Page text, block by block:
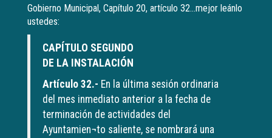
Gobierno Municipal, Capítulo 20, artículo 32…mejor leánlo
ustedes:
CAPÍTULO SEGUNDO
DE LA INSTALACIÓN
Artículo 32.- En la última sesión ordinaria
del mes inmediato anterior a la fecha de
terminación de actividades del
Ayuntamien¬to saliente, se nombrará una